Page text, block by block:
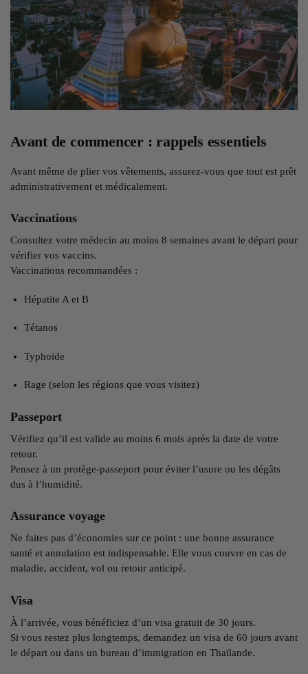
Avant de commencer : rappels essentiels
Avant même de plier vos vêtements, assurez-vous que tout est prêt
administrativement et médicalement.
Vaccinations
Consultez votre médecin au moins 8 semaines avant le départ pour
vérifier vos vaccins.
Vaccinations recommandées :
Hépatite A et B
Tétanos
Typhoïde
Rage (selon les régions que vous visitez)
Passeport
Vérifiez qu’il est valide au moins 6 mois après la date de votre
retour.
Pensez à un protège-passeport pour éviter l’usure ou les dégâts
dus à l’humidité.
Assurance voyage
Ne faites pas d’économies sur ce point : une bonne assurance
santé et annulation est indispensable. Elle vous couvre en cas de
maladie, accident, vol ou retour anticipé.
Visa
À l’arrivée, vous bénéficiez d’un visa gratuit de 30 jours.
Si vous restez plus longtemps, demandez un visa de 60 jours avant
le départ ou dans un bureau d’immigration en Thaïlande.